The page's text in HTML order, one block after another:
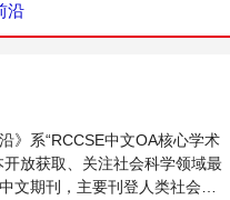
沿
》系“RCCSE中文OA核心学术
开放获取、关注社会科学领域最
文期刊，主要刊登人类社会各